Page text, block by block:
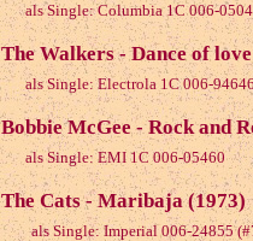
als Single: Columbia 1C 006-
The Walkers - Dance of
als Single: Electrola 1C 006-
Bobbie McGee - Rock and
als Single: EMI 1C 006-05460
The Cats - Maribaja (1973)
als Single: Imperial 006-24855